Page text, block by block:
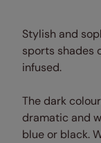
Stylish and
sports shades
infused.
The dark
dramatic and
blue or black.